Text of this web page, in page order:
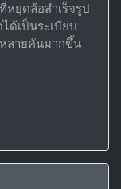
ยุดล้อสำเร็จรูป
ด้เป็นระเบียบ
ลายคันมากขึ้น